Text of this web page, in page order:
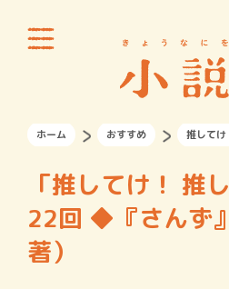
ホーム おすすめ 推してけ
「推してけ！ 推
22回 ◆『さんず
著）